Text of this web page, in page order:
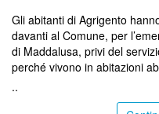
Gli abitanti di Agrigento
davanti al Comune, per
di Maddalusa, privi del
perché vivono in abitazioni
..